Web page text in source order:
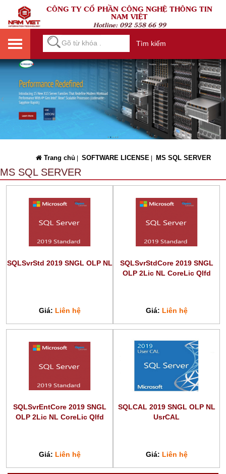
CÔNG TY CỔ PHẦN CÔNG NGHỆ THÔNG TIN
NAM VIỆT
Hotline: 092 558 66 99
Tìm kiếm
Trang chủ SOFTWARE LICENSE MS SQL SERVER
MS SQL SERVER
SQLSvrStd 2019 SNGL OLP NL
Giá: Liên hệ
SQLSvrStdCore 2019 SNGL
OLP 2Lic NL CoreLic Qlfd
Giá: Liên hệ
SQLSvrEntCore 2019 SNGL
OLP 2Lic NL CoreLic Qlfd
Giá: Liên hệ
SQLCAL 2019 SNGL OLP NL
UsrCAL
Giá: Liên hệ